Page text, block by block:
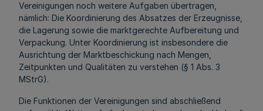
Vereinigungen noch weitere Aufgaben übertragen,
nämlich: Die Koordinierung des Absatzes der Erzeugnisse,
die Lagerung sowie die marktgerechte Aufbereitung und
Verpackung. Unter Koordinierung ist insbesondere die
Ausrichtung der Marktbeschickung nach Mengen,
Zeitpunkten und Qualitäten zu verstehen (§ 1 Abs. 3
MStrG).
Die Funktionen der Vereinigungen sind abschließend